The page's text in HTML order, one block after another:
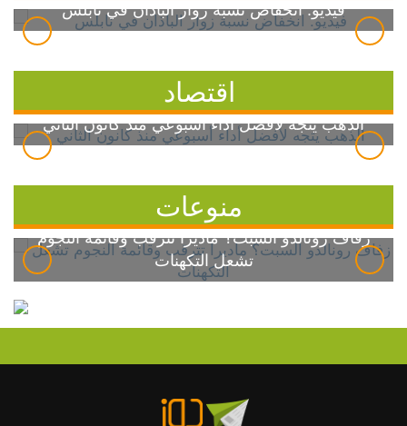
فيديو: انخفاض نسبة زوار الباذان في نابلس
اقتصاد
الذهب يتجه لأفضل أداء أسبوعي منذ كانون الثاني
منوعات
زفاف رونالدو السبت؟ ماديرا تترقب وقائمة النجوم
تشعل التكهنات